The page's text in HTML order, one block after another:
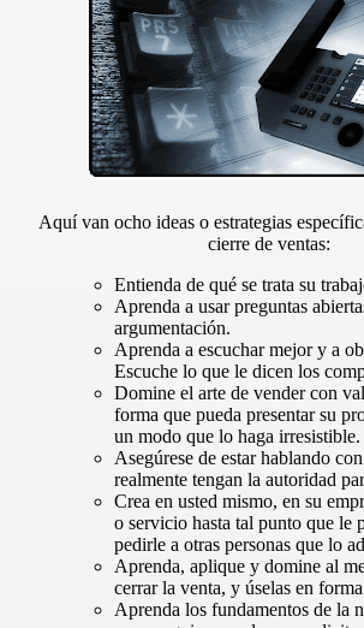
Aquí van ocho ideas o estrategias
cierre de ventas:
Entienda de qué se trata su
Aprenda a usar preguntas
argumentación.
Aprenda a escuchar mejor y a
Escuche lo que le dicen los
Domine el arte de vender con
forma que pueda presentar su
un modo que lo haga irresistible.
Asegúrese de estar hablando
realmente tengan la autoridad
Crea en usted mismo, en su
o servicio hasta tal punto que le
pedirle a otras personas que lo
Aprenda, aplique y domine al
cerrar la venta, y úselas en
Aprenda los fundamentos de la